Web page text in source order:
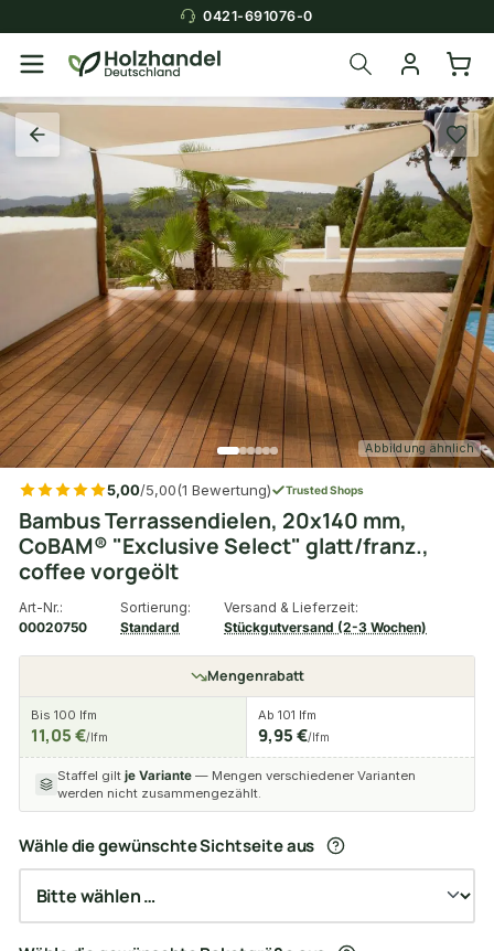
0421-691076-0
Abbildung ähnlich
5,00/5,00(1 Bewertung) Trusted Shops
Bambus Terrassendielen, 20x140 mm,
CoBAM® "Exclusive Select" glatt/franz.,
coffee vorgeölt
Art-Nr.:
00020750
Sortierung:
Standard
Versand & Lieferzeit:
Stückgutversand (2-3 Wochen)
Mengenrabatt
Bis 100 lfm
11,05 €/lfm
Ab 101 lfm
9,95 €/lfm
Staffel gilt je Variante — Mengen verschiedener Varianten
werden nicht zusammengezählt.
Wähle die gewünschte Sichtseite aus